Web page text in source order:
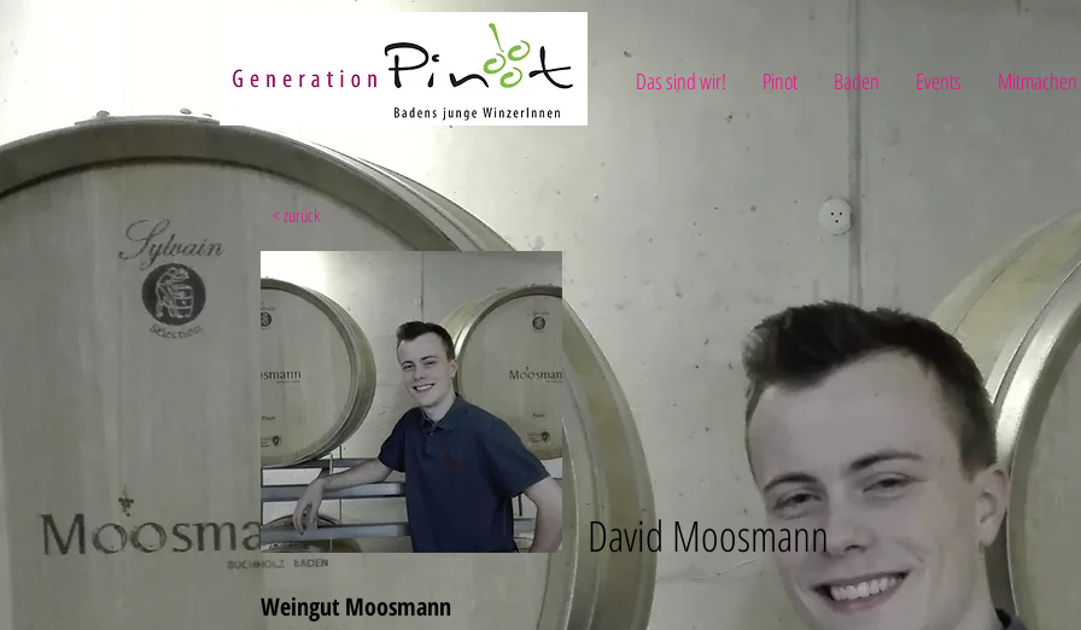
Das sind wir! Pinot Baden Events Mitmachen
< zurück
David Moosmann
Weingut Moosmann